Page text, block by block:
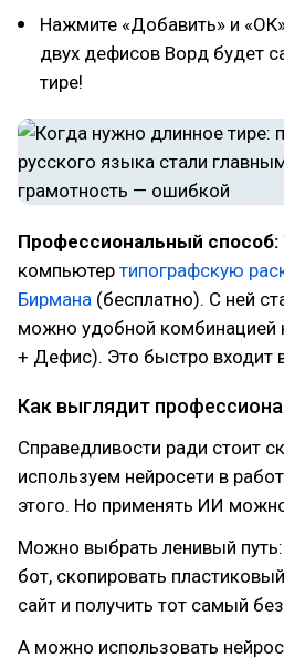
Нажмите «Добавить» и
двух дефисов Ворд будет
тире!
Профессиональный способ:
компьютер типографскую
Бирмана (бесплатно). С ней
можно удобной
+ Дефис). Это быстро входит
Как выглядит
Справедливости ради стоит
используем нейросети в
этого. Но применять ИИ
Можно выбрать ленивый
бот, скопировать
сайт и получить тот самый
А можно использовать